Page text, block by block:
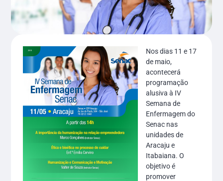
Nos dias 11 e 17
de maio,
acontecerá
programação
alusiva à IV
Semana de
Enfermagem do
Senac nas
unidades de
Aracaju e
Itabaiana. O
objetivo é
promover